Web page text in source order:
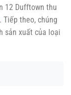
12 Dufftown thu
. Tiếp theo, chúng
sản xuất của loại